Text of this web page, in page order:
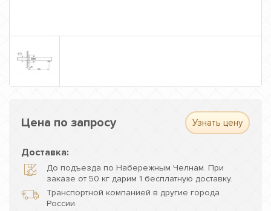
Цена по запросу Узнать цену
Доставка:
До подъезда по Набережным Челнам. При
заказе от 50 кг дарим 1 бесплатную доставку.
Транспортной компанией в другие города
России.